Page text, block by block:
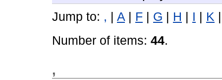
Jump to: , A F G H I K
Number of items: 44.
,